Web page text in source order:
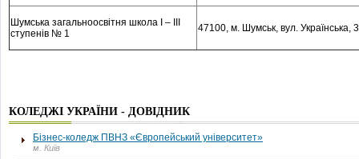
Шумська загальноосвітня школа І – ІІІ
ступенів № 1
47100, м. Шумськ, вул. Українська,
КОЛЕДЖІ УКРАЇНИ - ДОВІДНИК
Бізнес-коледж ПВНЗ «Європейський університет»
м. Київ